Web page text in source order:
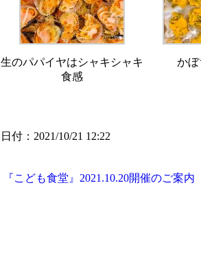
生のパパイヤはシャキシャキ
食感
か
日付：2021/10/21 12:22
『こども食堂』2021.10.20開催のご案内